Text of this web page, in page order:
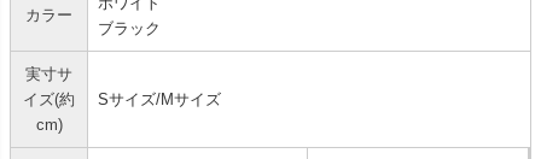
カラー
ブラック
実寸サ
イズ(約
cm)
Sサイズ/Mサイズ